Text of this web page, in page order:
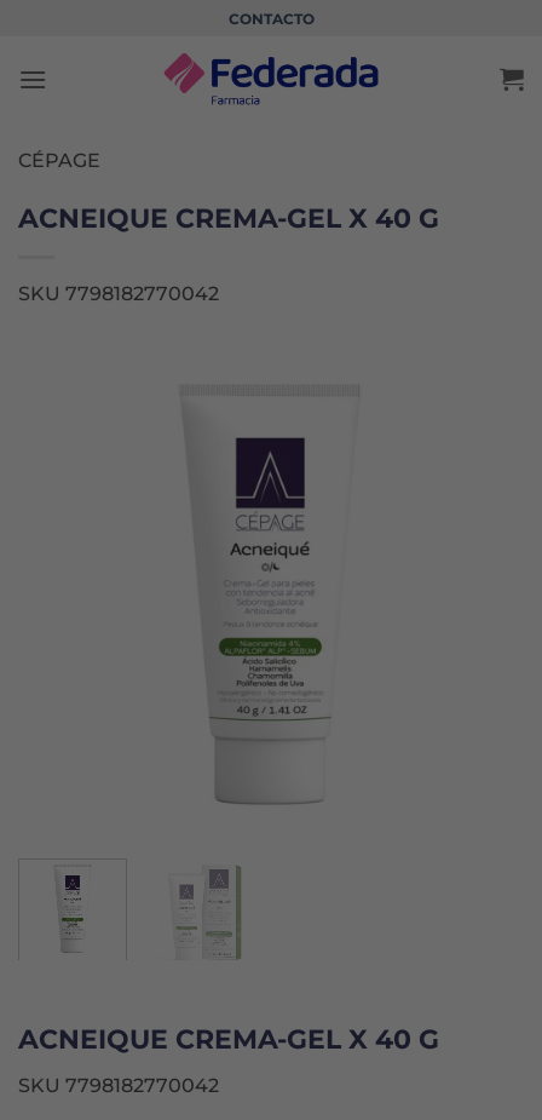
contenido
CONTACTO
CÉPAGE
ACNEIQUE CREMA-GEL X 40 G
SKU 7798182770042
ACNEIQUE CREMA-GEL X 40 G
SKU 7798182770042